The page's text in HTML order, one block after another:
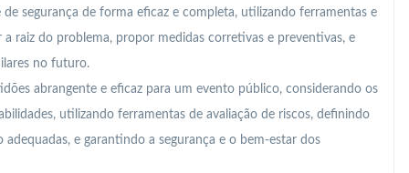
segurança de forma eficaz e completa, utilizando ferramentas e
raiz do problema, propor medidas corretivas e preventivas, e
no futuro.
abrangente e eficaz para um evento público, considerando os
utilizando ferramentas de avaliação de riscos, definindo
e garantindo a segurança e o bem-estar dos